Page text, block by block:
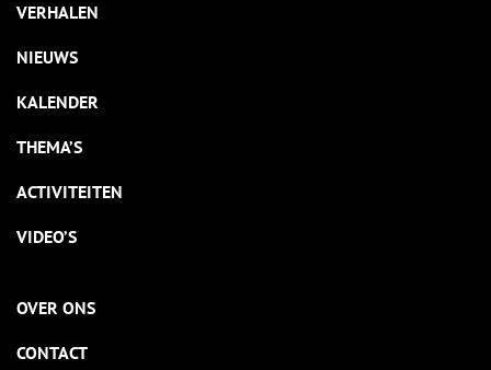
VERHALEN
NIEUWS
KALENDER
THEMA’S
ACTIVITEITEN
VIDEO’S
OVER ONS
CONTACT